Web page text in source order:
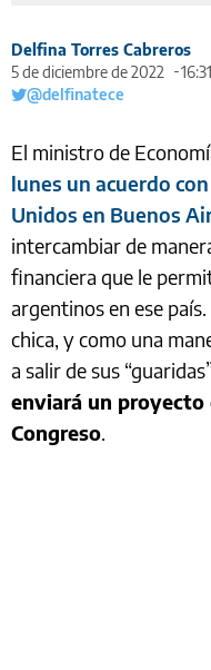
Delfina Torres Cabreros
5 de diciembre de 2022
@delfinatece
El ministro de
lunes un acuerdo
Unidos en Buenos
intercambiar de
financiera que le
argentinos en ese país.
chica, y como una
a salir de sus
enviará un proyecto
Congreso.